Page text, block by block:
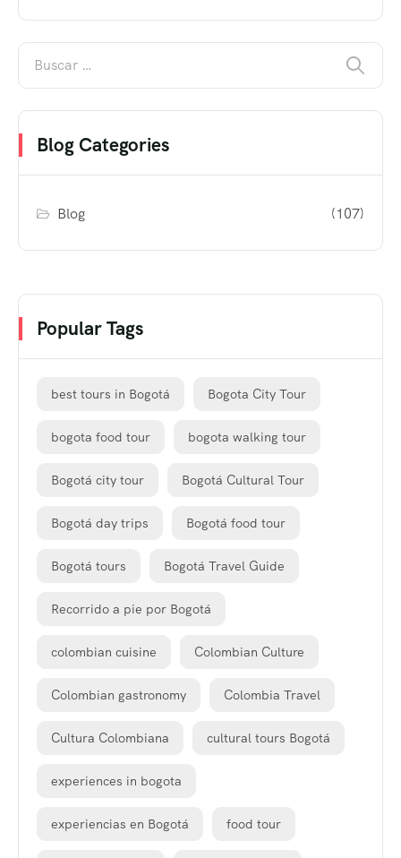
Blog Categories
Blog (107)
Popular Tags
best tours in Bogotá Bogota City Tour
bogota food tour bogota walking tour
Bogotá city tour Bogotá Cultural Tour
Bogotá day trips Bogotá food tour
Bogotá tours Bogotá Travel Guide
Recorrido a pie por Bogotá
colombian cuisine Colombian Culture
Colombian gastronomy Colombia Travel
Cultura Colombiana cultural tours Bogotá
experiences in bogota
experiencias en Bogotá food tour